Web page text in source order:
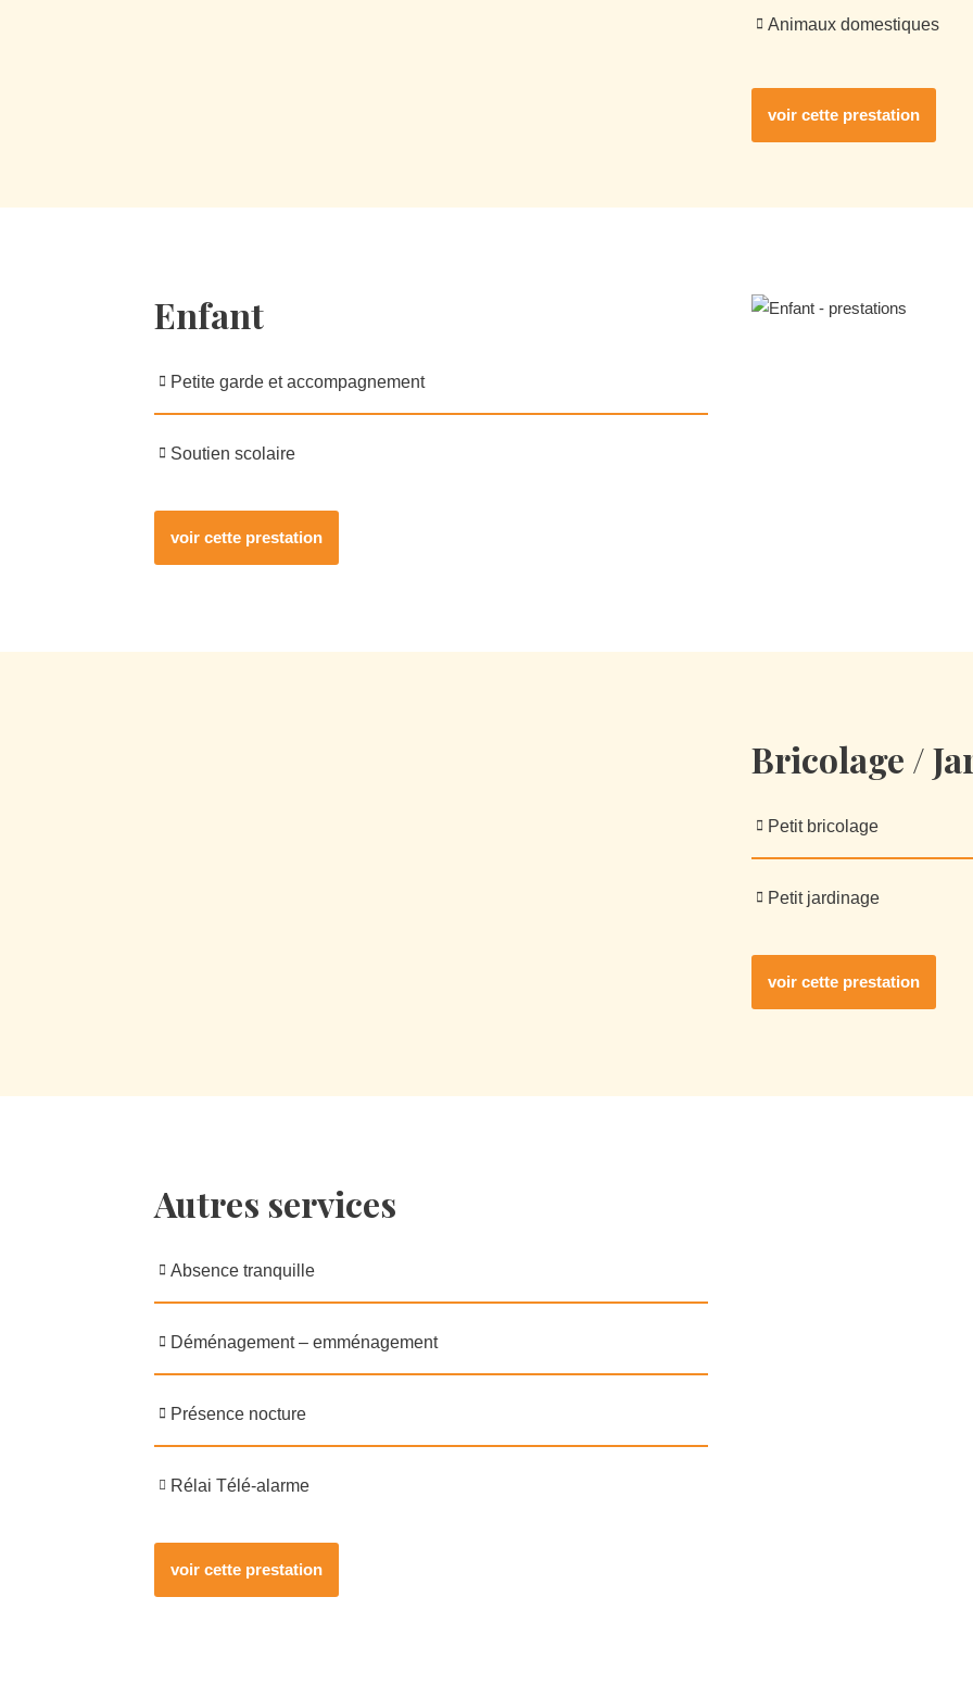
Animaux domestiques
voir cette prestation
Enfant
Petite garde et accompagnement
Soutien scolaire
voir cette prestation
Bricolage /
Petit bricolage
Petit jardinage
voir cette prestation
Autres services
Absence tranquille
Déménagement – emménagement
Présence nocture
Rélai Télé-alarme
voir cette prestation